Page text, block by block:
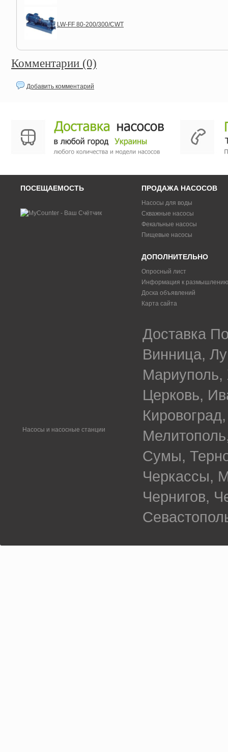
LW-FF 80-200/300/CWT
Комментарии (0)
Добавить комментарий
ПОСЕЩАЕМОСТЬ ПРОДАЖА НАСОСОВ
Насосы для воды
Скважные насосы
Фекальные насосы
Пищевые насосы
ДОПОЛНИТЕЛЬНО
Опросный лист
Информация к размышлению
Доска объявлений
Карта сайта
Насосы и насосные станции
Доставка
Винница,
Церковь,
Сумы,
Черкассы,
Чернигов,